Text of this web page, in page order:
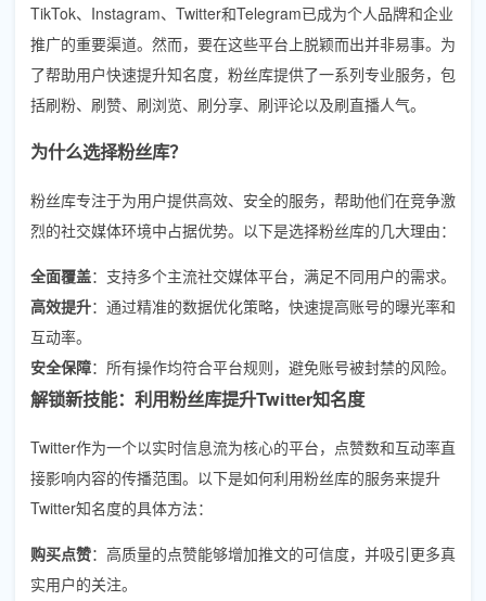
TikTok、Instagram、Twitter和Telegram已成为个人品牌和企业
推广的重要渠道。然而，要在这些平台上脱颖而出并非易事。为
了帮助用户快速提升知名度，粉丝库提供了一系列专业服务，包
括刷粉、刷赞、刷浏览、刷分享、刷评论以及刷直播人气。
为什么选择粉丝库？
粉丝库专注于为用户提供高效、安全的服务，帮助他们在竞争激
烈的社交媒体环境中占据优势。以下是选择粉丝库的几大理由：
全面覆盖：支持多个主流社交媒体平台，满足不同用户的需求。
高效提升：通过精准的数据优化策略，快速提高账号的曝光率和
互动率。
安全保障：所有操作均符合平台规则，避免账号被封禁的风险。
解锁新技能：利用粉丝库提升Twitter知名度
Twitter作为一个以实时信息流为核心的平台，点赞数和互动率直
接影响内容的传播范围。以下是如何利用粉丝库的服务来提升
Twitter知名度的具体方法：
购买点赞：高质量的点赞能够增加推文的可信度，并吸引更多真
实用户的关注。